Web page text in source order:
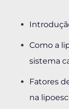
Como a
sistema
Fatores
na